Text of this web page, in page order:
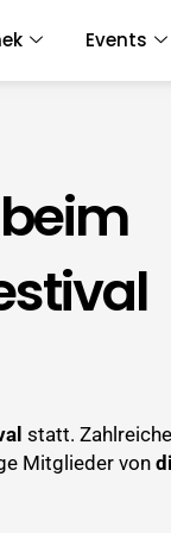
Events
statt.
Mitglieder von